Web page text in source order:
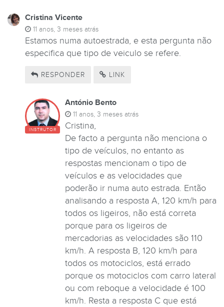
Cristina Vicente
11 anos, 3 meses atrás
Estamos numa autoestrada, e esta pergunta não
especifica que tipo de veiculo se refere.
RESPONDER LINK
INSTRUTOR
António Bento
11 anos, 3 meses atrás
Cristina,
De facto a pergunta não menciona o
tipo de veículos, no entanto as
respostas mencionam o tipo de
veículos e as velocidades que
poderão ir numa auto estrada. Então
analisando a resposta A, 120 km/h para
todos os ligeiros, não está correta
porque para os ligeiros de
mercadorias as velocidades são 110
km/h. A resposta B, 120 km/h para
todos os motociclos, está errado
porque os motociclos com carro lateral
ou com reboque a velocidade é 100
km/h. Resta a resposta C que está